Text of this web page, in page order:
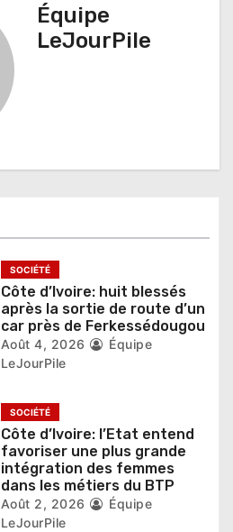
Équipe
LeJourPile
SOCIÉTÉ
Côte d’Ivoire: huit blessés
après la sortie de route d’un
car près de Ferkessédougou
Août 4, 2026
Équipe
LeJourPile
SOCIÉTÉ
Côte d’Ivoire: l’Etat entend
favoriser une plus grande
intégration des femmes
dans les métiers du BTP
Août 2, 2026
Équipe
LeJourPile